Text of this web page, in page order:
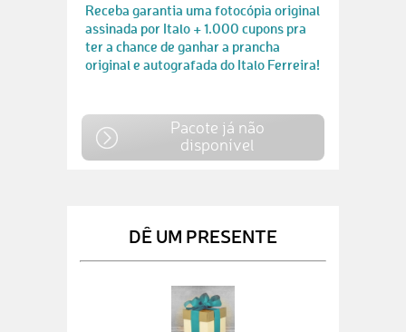
Receba garantia uma fotocópia original
assinada por Italo + 1.000 cupons pra
ter a chance de ganhar a prancha
original e autografada do Italo Ferreira!
Pacote já não
disponível
DÊ UM PRESENTE